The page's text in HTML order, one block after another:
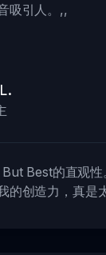
吸引人。 ,,
Best的直观性
的创造力，真是